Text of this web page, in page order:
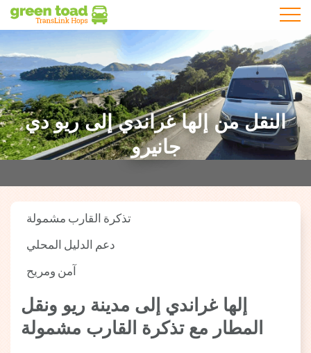
النقل من إلها غراندي إلى ريو دي
جانيرو
تذكرة القارب مشمولة
دعم الدليل المحلي
آمن ومريح
إلها غراندي إلى مدينة ريو ونقل
المطار مع تذكرة القارب مشمولة